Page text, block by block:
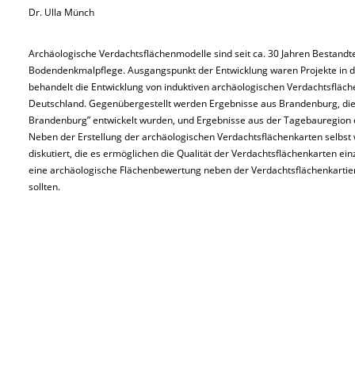
Dr. Ulla Münch
Archäologische Verdachtsflächenmodelle sind seit ca. 30 Jahren
Bodendenkmalpflege. Ausgangspunkt der Entwicklung waren Projekte in
behandelt die Entwicklung von induktiven archäologischen
Deutschland. Gegenübergestellt werden Ergebnisse aus Brandenburg,
Brandenburg” entwickelt wurden, und Ergebnisse aus der
Neben der Erstellung der archäologischen Verdachtsflächenkarten
diskutiert, die es ermöglichen die Qualität der Verdachtsflächenkarten
eine archäologische Flächenbewertung neben der
sollten.